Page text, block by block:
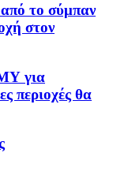
το σύμπαν
στον
για
περιοχές θα